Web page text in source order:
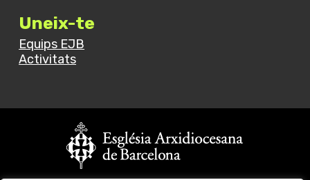
Uneix-te
Equips EJB
Activitats